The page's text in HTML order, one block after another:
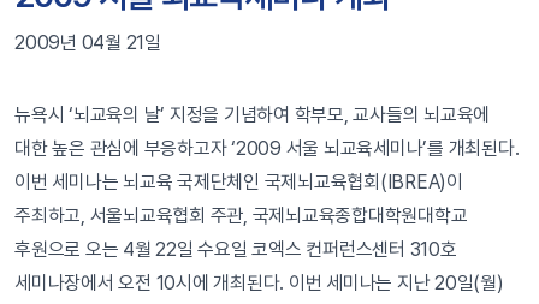
2009년 04월 21일
뉴욕시 ‘뇌교육의 날’ 지정을 기념하여 학부모, 교사들의 뇌교육에
대한 높은 관심에 부응하고자 ‘2009 서울 뇌교육세미나’를 개최된다.
이번 세미나는 뇌교육 국제단체인 국제뇌교육협회(IBREA)이
주최하고, 서울뇌교육협회 주관, 국제뇌교육종합대학원대학교
후원으로 오는 4월 22일 수요일 코엑스 컨퍼런스센터 310호
세미나장에서 오전 10시에 개최된다. 이번 세미나는 지난 20일(월)